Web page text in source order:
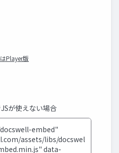
Player版
が使えない場合